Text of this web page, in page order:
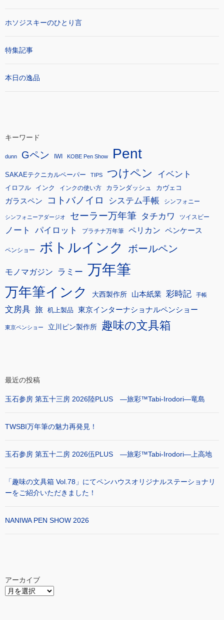
ホソジスキーのひとり言
特集記事
本日の逸品
キーワード
dunn Gペン IWI KOBE Pen Show Pent
SAKAEテクニカルペーパー TIPS つけペン イベント
イロフル インク インクの使い方 カランダッシュ カヴェコ
ガラスペン コトバノイロ システム手帳 シンフォニー
シンフォニーアダージオ セーラー万年筆 タチカワ ツイスビー
ノート パイロット プラチナ万年筆 ペリカン ペンケース
ペンショー ボトルインク ボールペン
モノマガジン ラミー 万年筆
万年筆インク 大西製作所 山本紙業 彩時記 手帳
文房具 旅 机上製品 東京インターナショナルペンショー
東京ペンショー 立川ピン製作所 趣味の文具箱
最近の投稿
玉石参房 第五十三房 2026陸PLUS ―旅彩™Tabi-Irodori―竜島
TWSBI万年筆の魅力再発見！
玉石参房 第五十二房 2026伍PLUS ―旅彩™Tabi-Irodori―上高地
「趣味の文具箱 Vol.78」にてペンハウスオリジナルステーショナリ
ーをご紹介いただきました！
NANIWA PEN SHOW 2026
アーカイブ